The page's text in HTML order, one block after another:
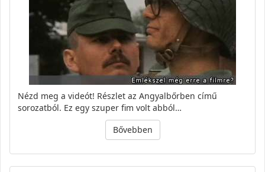
Nézd meg a videót! Részlet az Angyalbőrben című
sorozatból. Ez egy szuper fim volt abból…
Bővebben